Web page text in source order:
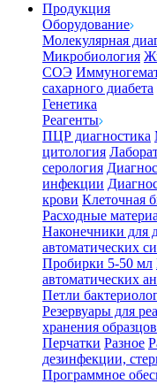
Продукция
Оборудование
Молекулярная
Микробиология
СОЭ
сахарного диабета
Генетика
Реагенты
ПЦР диагностика
цитология
серология
инфекции
крови Клеточная
Расходные
Наконечники для
автоматических
Пробирки 5-50 мл
автоматических
Петли
Резервуары для
хранения образцов
Перчатки Разное
дезинфекции,
Программное